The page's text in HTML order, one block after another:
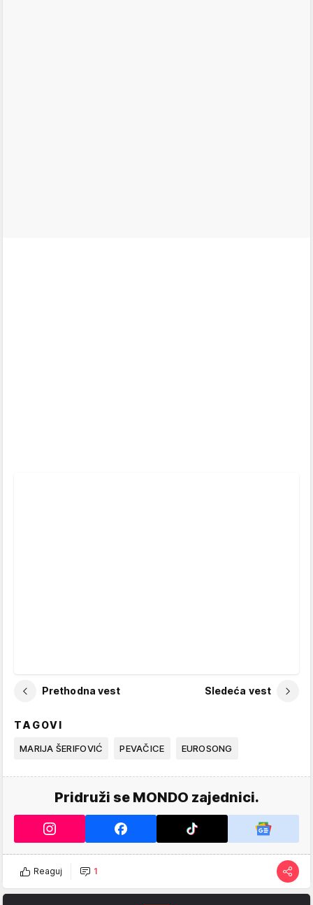
Prethodna vest Sledeća vest
TAGOVI
MARIJA ŠERIFOVIĆ PEVAČICE EUROSONG
Pridruži se MONDO zajednici.
Reaguj 1